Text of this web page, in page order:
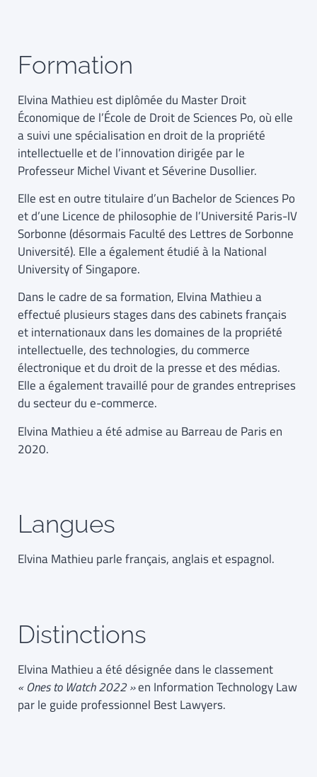
Formation
Elvina Mathieu est diplômée du Master Droit
Économique de l’École de Droit de Sciences Po, où elle
a suivi une spécialisation en droit de la propriété
intellectuelle et de l’innovation dirigée par le
Professeur Michel Vivant et Séverine Dusollier.
Elle est en outre titulaire d’un Bachelor de Sciences Po
et d’une Licence de philosophie de l’Université Paris-IV
Sorbonne (désormais Faculté des Lettres de Sorbonne
Université). Elle a également étudié à la National
University of Singapore.
Dans le cadre de sa formation, Elvina Mathieu a
effectué plusieurs stages dans des cabinets français
et internationaux dans les domaines de la propriété
intellectuelle, des technologies, du commerce
électronique et du droit de la presse et des médias.
Elle a également travaillé pour de grandes entreprises
du secteur du e-commerce.
Elvina Mathieu a été admise au Barreau de Paris en
2020.
Langues
Elvina Mathieu parle français, anglais et espagnol.
Distinctions
Elvina Mathieu a été désignée dans le classement
« Ones to Watch 2022 »en Information Technology Law
par le guide professionnel Best Lawyers.